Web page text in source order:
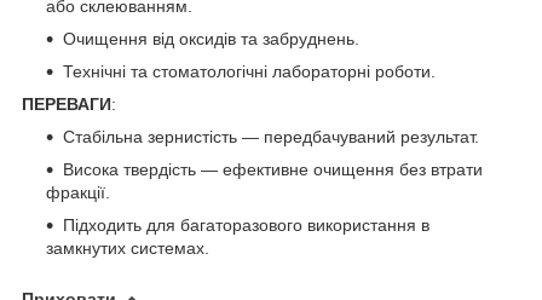
або склеюванням.
Очищення від оксидів та забруднень.
Технічні та стоматологічні лабораторні роботи.
ПЕРЕВАГИ:
Стабільна зернистість — передбачуваний результат.
Висока твердість — ефективне очищення без втрати
фракції.
Підходить для багаторазового використання в
замкнутих системах.